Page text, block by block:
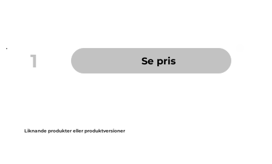
1 Se pris
Liknande produkter eller produktversioner